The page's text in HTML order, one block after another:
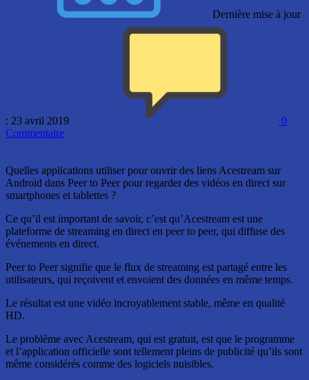
Dernière mise à jour
: 23 avril 2019
0
Commentaire
Quelles applications utiliser pour ouvrir des liens Acestream sur
Android dans Peer to Peer pour regarder des vidéos en direct sur
smartphones et tablettes ?
Ce qu’il est important de savoir, c’est qu’Acestream est une
plateforme de streaming en direct en peer to peer, qui diffuse des
événements en direct.
Peer to Peer signifie que le flux de streaming est partagé entre les
utilisateurs, qui reçoivent et envoient des données en même temps.
Le résultat est une vidéo incroyablement stable, même en qualité
HD.
Le problème avec Acestream, qui est gratuit, est que le programme
et l’application officielle sont tellement pleins de publicité qu’ils sont
même considérés comme des logiciels nuisibles.